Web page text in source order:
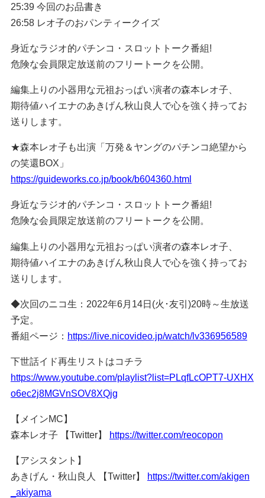
25:39 今回のお品書き
26:58 レオ子のおパンティークイズ
身近なラジオ的パチンコ・スロットトーク番組!
危険な会員限定放送前のフリートークを公開。
編集上りの小器用な元祖おっぱい演者の森本レオ子、
期待値ハイエナのあきげん秋山良人で心を強く持ってお
送りします。
★森本レオ子も出演「万発＆ヤングのパチンコ絶望から
の笑還BOX」
https://guideworks.co.jp/book/b604360.html
身近なラジオ的パチンコ・スロットトーク番組!
危険な会員限定放送前のフリートークを公開。
編集上りの小器用な元祖おっぱい演者の森本レオ子、
期待値ハイエナのあきげん秋山良人で心を強く持ってお
送りします。
◆次回のニコ生：2022年6月14日(火･友引)20時～生放送
予定。
番組ページ： https://live.nicovideo.jp/watch/lv336956589
下世話イド再生リストはコチラ
https://www.youtube.com/playlist?list=PLqfLcOPT7-UXHX
o6ec2j8MGVnSOV8XQjg
【メインMC】
森本レオ子 【Twitter】 https://twitter.com/reocopon
【アシスタント】
あきげん・秋山良人 【Twitter】 https://twitter.com/akigen
_akiyama